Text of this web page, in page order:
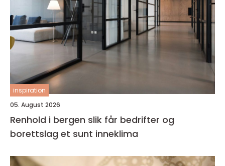
inspiration
05. August 2026
Renhold i bergen slik får bedrifter og
borettslag et sunt inneklima